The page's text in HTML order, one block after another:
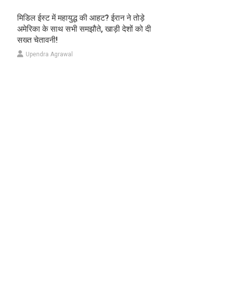
मिडिल ईस्ट में महायुद्ध की आहट? ईरान ने तोड़े
अमेरिका के साथ सभी समझौते, खाड़ी देशों को दी
सख्त चेतावनी!
Upendra Agrawal